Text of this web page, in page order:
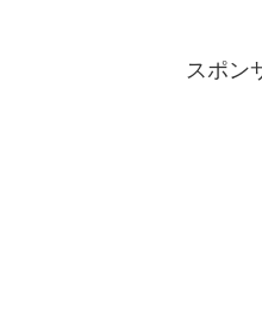
スポン